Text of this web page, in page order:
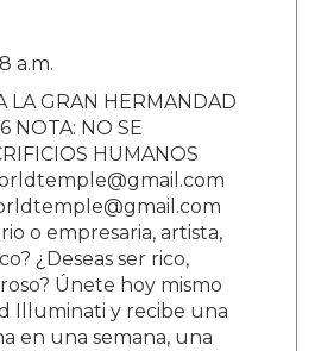
a.m.
LA GRAN HERMANDAD
NOTA: NO SE
HUMANOS
o empresaria, artista,
¿Deseas ser rico,
Únete hoy mismo
Illuminati y recibe una
en una semana, una